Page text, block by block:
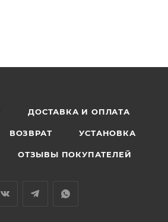
ДОСТАВКА И ОПЛАТА
ВОЗВРАТ УСТАНОВКА
ОТЗЫВЫ ПОКУПАТЕЛЕЙ